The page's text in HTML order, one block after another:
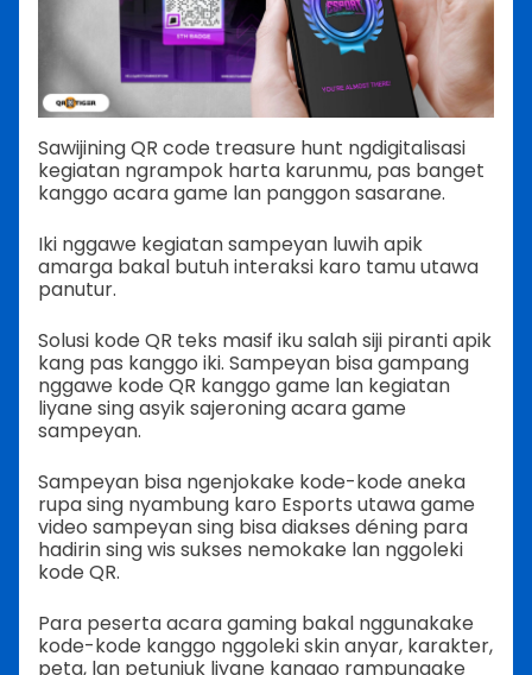
Sawijining QR code treasure hunt ngdigitalisasi
kegiatan ngrampok harta karunmu, pas banget
kanggo acara game lan panggon sasarane.
Iki nggawe kegiatan sampeyan luwih apik
amarga bakal butuh interaksi karo tamu utawa
panutur.
Solusi kode QR teks masif iku salah siji piranti apik
kang pas kanggo iki. Sampeyan bisa gampang
nggawe kode QR kanggo game lan kegiatan
liyane sing asyik sajeroning acara game
sampeyan.
Sampeyan bisa ngenjokake kode-kode aneka
rupa sing nyambung karo Esports utawa game
video sampeyan sing bisa diakses déning para
hadirin sing wis sukses nemokake lan nggoleki
kode QR.
Para peserta acara gaming bakal nggunakake
kode-kode kanggo nggoleki skin anyar, karakter,
peta, lan petunjuk liyane kanggo rampungake